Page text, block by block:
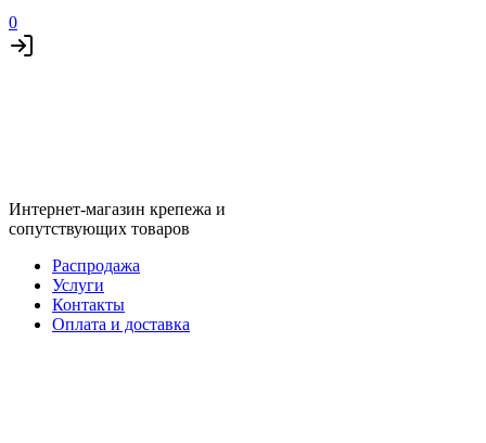
0
Интернет-магазин крепежа и
сопутствующих товаров
Распродажа
Услуги
Контакты
Оплата и доставка